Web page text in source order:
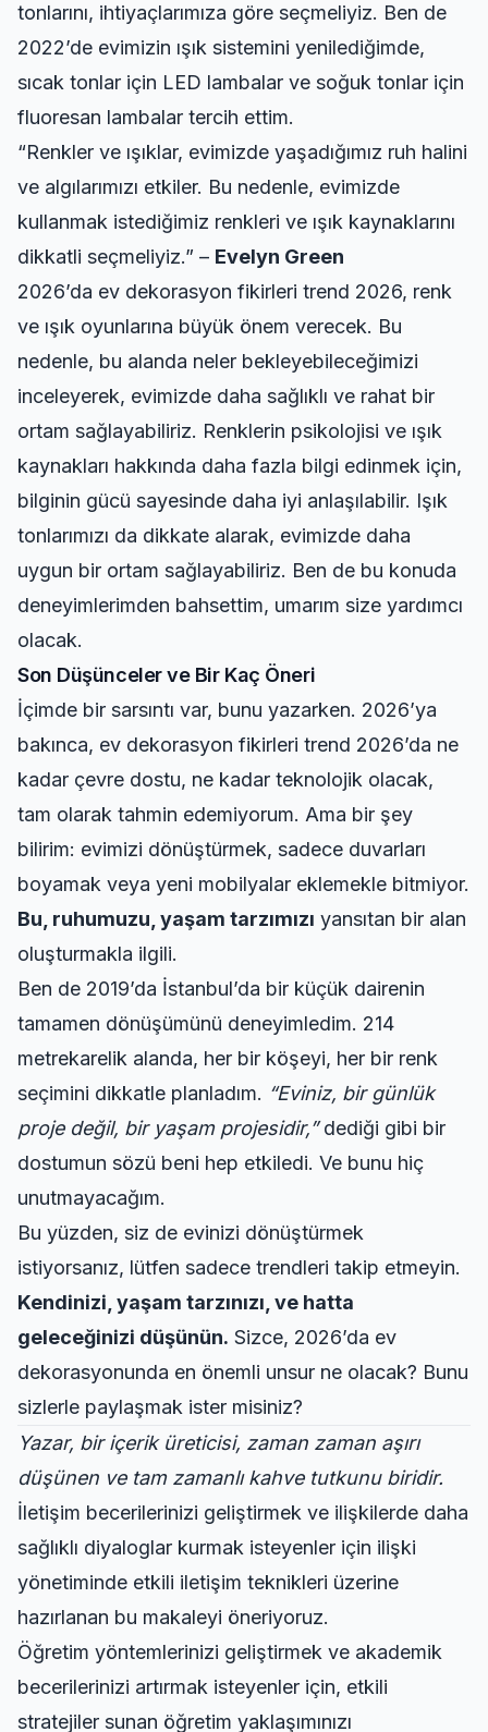
tonlarını, ihtiyaçlarımıza göre seçmeliyiz. Ben de
2022’de evimizin ışık sistemini yenilediğimde,
sıcak tonlar için LED lambalar ve soğuk tonlar için
fluoresan lambalar tercih ettim.
“Renkler ve ışıklar, evimizde yaşadığımız ruh halini
ve algılarımızı etkiler. Bu nedenle, evimizde
kullanmak istediğimiz renkleri ve ışık kaynaklarını
dikkatli seçmeliyiz.” – Evelyn Green
2026’da ev dekorasyon fikirleri trend 2026, renk
ve ışık oyunlarına büyük önem verecek. Bu
nedenle, bu alanda neler bekleyebileceğimizi
inceleyerek, evimizde daha sağlıklı ve rahat bir
ortam sağlayabiliriz. Renklerin psikolojisi ve ışık
kaynakları hakkında daha fazla bilgi edinmek için,
bilginin gücü sayesinde daha iyi anlaşılabilir. Işık
tonlarımızı da dikkate alarak, evimizde daha
uygun bir ortam sağlayabiliriz. Ben de bu konuda
deneyimlerimden bahsettim, umarım size yardımcı
olacak.
Son Düşünceler ve Bir Kaç Öneri
İçimde bir sarsıntı var, bunu yazarken. 2026’ya
bakınca, ev dekorasyon fikirleri trend 2026’da ne
kadar çevre dostu, ne kadar teknolojik olacak,
tam olarak tahmin edemiyorum. Ama bir şey
bilirim: evimizi dönüştürmek, sadece duvarları
boyamak veya yeni mobilyalar eklemekle bitmiyor.
Bu, ruhumuzu, yaşam tarzımızı yansıtan bir alan
oluşturmakla ilgili.
Ben de 2019’da İstanbul’da bir küçük dairenin
tamamen dönüşümünü deneyimledim. 214
metrekarelik alanda, her bir köşeyi, her bir renk
seçimini dikkatle planladım. “Eviniz, bir günlük
proje değil, bir yaşam projesidir,”dediği gibi bir
dostumun sözü beni hep etkiledi. Ve bunu hiç
unutmayacağım.
Bu yüzden, siz de evinizi dönüştürmek
istiyorsanız, lütfen sadece trendleri takip etmeyin.
Kendinizi, yaşam tarzınızı, ve hatta
geleceğinizi düşünün. Sizce, 2026’da ev
dekorasyonunda en önemli unsur ne olacak? Bunu
sizlerle paylaşmak ister misiniz?
Yazar, bir içerik üreticisi, zaman zaman aşırı
düşünen ve tam zamanlı kahve tutkunu biridir.
İletişim becerilerinizi geliştirmek ve ilişkilerde daha
sağlıklı diyaloglar kurmak isteyenler için ilişki
yönetiminde etkili iletişim teknikleri üzerine
hazırlanan bu makaleyi öneriyoruz.
Öğretim yöntemlerinizi geliştirmek ve akademik
becerilerinizi artırmak isteyenler için, etkili
stratejiler sunan öğretim yaklaşımınızı